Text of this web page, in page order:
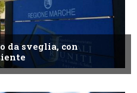
da sveglia, con